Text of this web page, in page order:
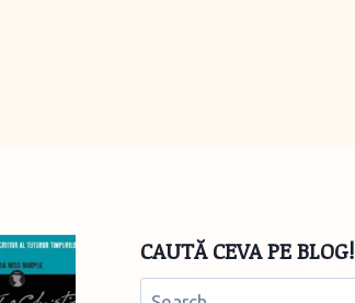
CAUTĂ CEVA PE BLOG!
Search